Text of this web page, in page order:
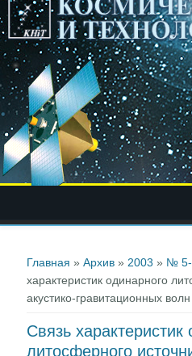
Главная »Архив » 2003 » № 5-
характеристик одинарного
акустико-гравитационных
Связь характеристик
литосферного